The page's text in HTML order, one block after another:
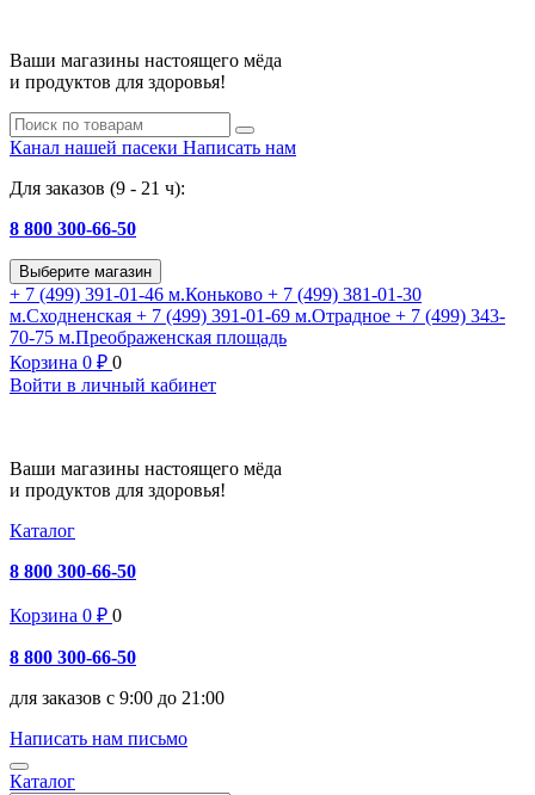
Ваши магазины настоящего мёда
и продуктов для здоровья!
Канал нашей пасеки Написать нам
Для заказов (9 - 21 ч):
8 800 300-66-50
Выберите магазин
+ 7 (499) 391-01-46 м.Коньково + 7 (499) 381-01-30
м.Сходненская + 7 (499) 391-01-69 м.Отрадное + 7 (499) 343-
70-75 м.Преображенская площадь
Корзина 0 ₽ 0
Войти в личный кабинет
Ваши магазины настоящего мёда
и продуктов для здоровья!
Каталог
8 800 300-66-50
Корзина 0 ₽ 0
8 800 300-66-50
для заказов с 9:00 до 21:00
Написать нам письмо
Каталог